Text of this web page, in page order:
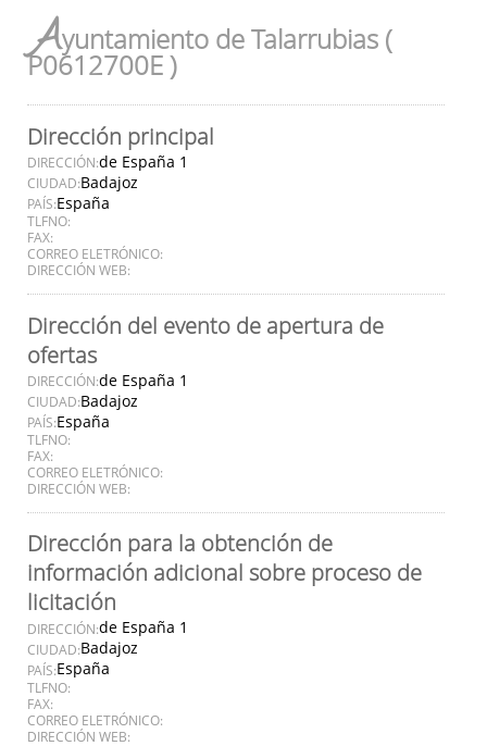
Ayuntamiento de Talarrubias (
P0612700E )
Dirección principal
DIRECCIÓN:de España 1
CIUDAD:Badajoz
PAÍS:España
TLFNO:
FAX:
CORREO ELETRÓNICO:
DIRECCIÓN WEB:
Dirección del evento de apertura de
ofertas
DIRECCIÓN:de España 1
CIUDAD:Badajoz
PAÍS:España
TLFNO:
FAX:
CORREO ELETRÓNICO:
DIRECCIÓN WEB:
Dirección para la obtención de
información adicional sobre proceso de
licitación
DIRECCIÓN:de España 1
CIUDAD:Badajoz
PAÍS:España
TLFNO:
FAX:
CORREO ELETRÓNICO:
DIRECCIÓN WEB: